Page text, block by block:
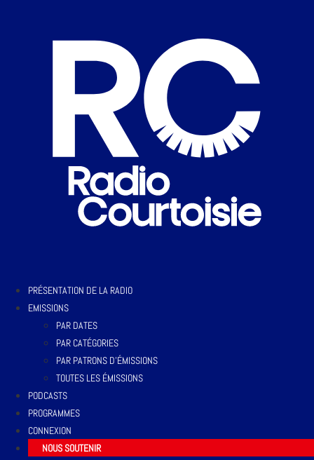
PRÉSENTATION DE LA RADIO
EMISSIONS
PAR DATES
PAR CATÉGORIES
PAR PATRONS D’ÉMISSIONS
TOUTES LES ÉMISSIONS
PODCASTS
PROGRAMMES
CONNEXION
NOUS SOUTENIR